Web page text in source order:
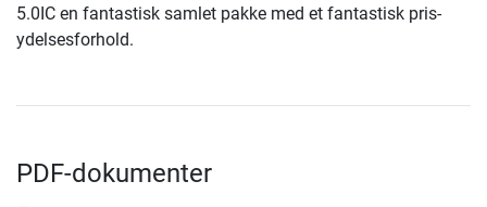
5.0IC en fantastisk samlet pakke med et fantastisk pris-
ydelsesforhold.
PDF-dokumenter